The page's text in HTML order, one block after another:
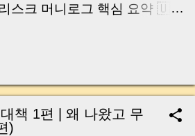
스크 머니로그 핵심 요약 🇺🇸
a Loan? 3 Must-Check
Key Takeaway 혹시 이런 생
가요? “잔금일… 그냥 돈 보내
요?” 하지만 현장에서 보면 전
책 1편 | 왜 나왔고 무
)